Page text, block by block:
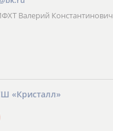
Валерий Константинович
«Кристалл»